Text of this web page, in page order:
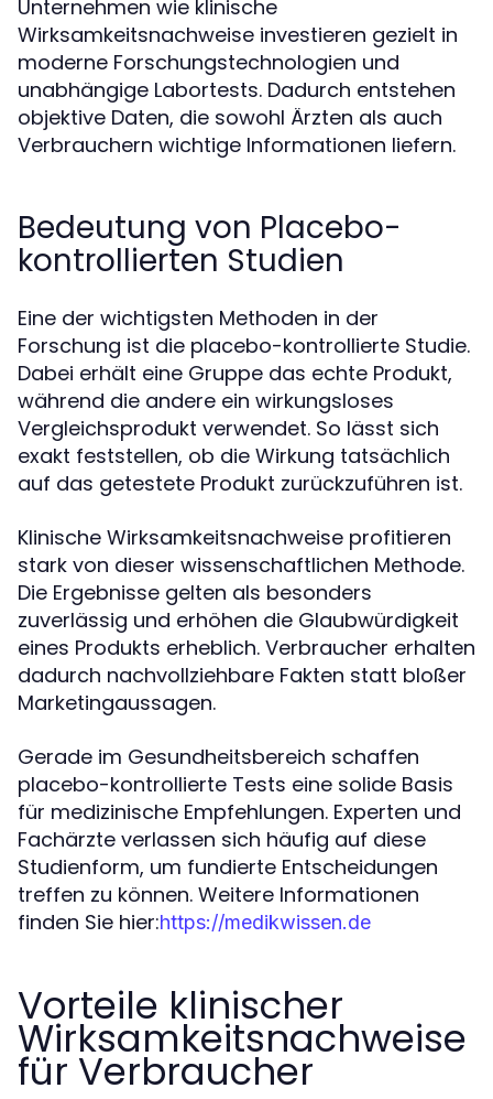
Unternehmen wie klinische
Wirksamkeitsnachweise investieren gezielt in
moderne Forschungstechnologien und
unabhängige Labortests. Dadurch entstehen
objektive Daten, die sowohl Ärzten als auch
Verbrauchern wichtige Informationen liefern.
Bedeutung von Placebo-
kontrollierten Studien
Eine der wichtigsten Methoden in der
Forschung ist die placebo-kontrollierte Studie.
Dabei erhält eine Gruppe das echte Produkt,
während die andere ein wirkungsloses
Vergleichsprodukt verwendet. So lässt sich
exakt feststellen, ob die Wirkung tatsächlich
auf das getestete Produkt zurückzuführen ist.
Klinische Wirksamkeitsnachweise profitieren
stark von dieser wissenschaftlichen Methode.
Die Ergebnisse gelten als besonders
zuverlässig und erhöhen die Glaubwürdigkeit
eines Produkts erheblich. Verbraucher erhalten
dadurch nachvollziehbare Fakten statt bloßer
Marketingaussagen.
Gerade im Gesundheitsbereich schaffen
placebo-kontrollierte Tests eine solide Basis
für medizinische Empfehlungen. Experten und
Fachärzte verlassen sich häufig auf diese
Studienform, um fundierte Entscheidungen
treffen zu können. Weitere Informationen
finden Sie hier:https://medikwissen.de
Vorteile klinischer
Wirksamkeitsnachweise
für Verbraucher